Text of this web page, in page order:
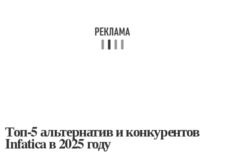
Топ-5 альтернатив и конкурентов
Infatica в 2025 году